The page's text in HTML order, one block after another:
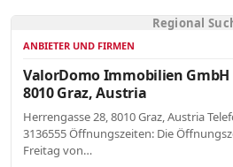
Regional
ANBIETER UND FIRMEN
ValorDomo Immobilien GmbH
8010 Graz, Austria
Herrengasse 28, 8010 Graz, Austria
3136555 Öffnungszeiten: Die
Freitag von…